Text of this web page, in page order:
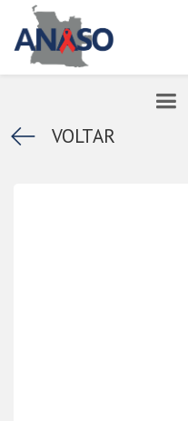
k VOLTAR